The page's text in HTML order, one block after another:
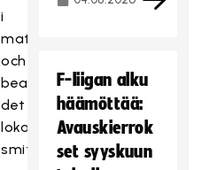
i
matcher
och
beaktar
det
lokala
smittläget.
F-liigan alku
häämöttää:
Avauskierrok
set syyskuun